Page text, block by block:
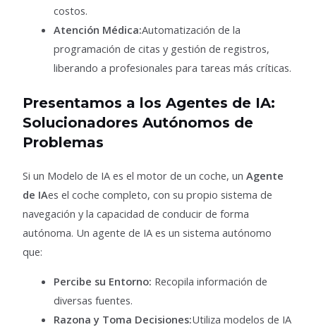
costos.
Atención Médica:Automatización de la
programación de citas y gestión de registros,
liberando a profesionales para tareas más críticas.
Presentamos a los Agentes de IA:
Solucionadores Autónomos de
Problemas
Si un Modelo de IA es el motor de un coche, un Agente
de IAes el coche completo, con su propio sistema de
navegación y la capacidad de conducir de forma
autónoma. Un agente de IA es un sistema autónomo
que:
Percibe su Entorno: Recopila información de
diversas fuentes.
Razona y Toma Decisiones:Utiliza modelos de IA